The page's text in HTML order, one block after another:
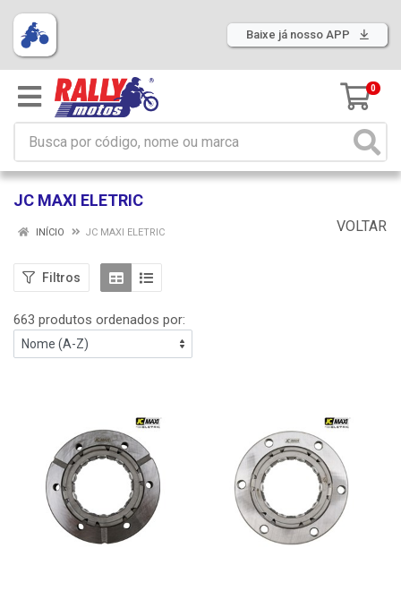
Baixe já nosso APP
0
JC MAXI ELETRIC
VOLTAR
INÍCIO JC MAXI ELETRIC
Filtros
663 produtos ordenados por: